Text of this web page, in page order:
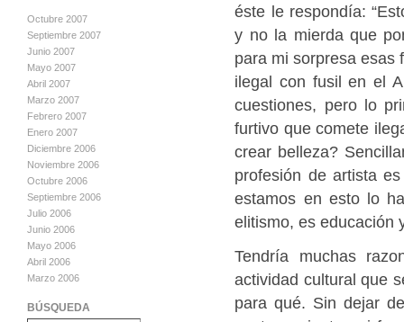
éste le respondía:
y no la mierda que
para mi sorpresa esas
ilegal con fusil en el
cuestiones, pero lo
furtivo que comete
crear belleza?
profesión de artista
estamos en esto lo
elitismo, es educación
Tendría muchas
actividad cultural que
para qué. Sin dejar
Octubre 2007
Septiembre 2007
Junio 2007
Mayo 2007
Abril 2007
Marzo 2007
Febrero 2007
Enero 2007
Diciembre 2006
Noviembre 2006
Octubre 2006
Septiembre 2006
Julio 2006
Junio 2006
Mayo 2006
Abril 2006
Marzo 2006
BÚSQUEDA